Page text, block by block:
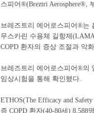
스피어®(Breztri Aerosphere®,
브레즈트리 에어로스피어®는
무스카린 수용체 길항제
COPD 환자의 증상 조절과 악
브레즈트리 에어로스피어®의
임상시험을 통해 확인됐다.
ETHOS(The Efficacy and
증 COPD 환자(40-80세)